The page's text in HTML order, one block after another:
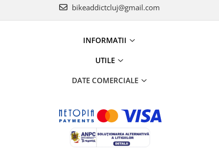
bikeaddictcluj@gmail.com
INFORMATII
UTILE
DATE COMERCIALE